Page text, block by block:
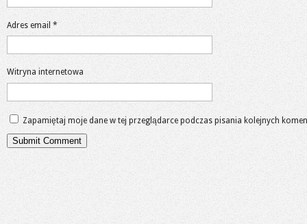
Adres email *
Witryna internetowa
Zapamiętaj moje dane w tej przeglądarce podczas pisania kolejnych